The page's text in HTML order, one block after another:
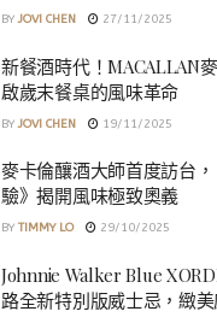
BY JOVI CHEN 27/11/2025
新餐酒時代！MACALLAN
啟歲末餐桌的風味革命
BY JOVI CHEN 19/11/2025
麥卡倫釀酒大師首度訪台
驗》揭開風味極致奧義
BY TIMMY LO 29/10/2025
Johnnie Walker Blue
路全新特別版威士忌，緻